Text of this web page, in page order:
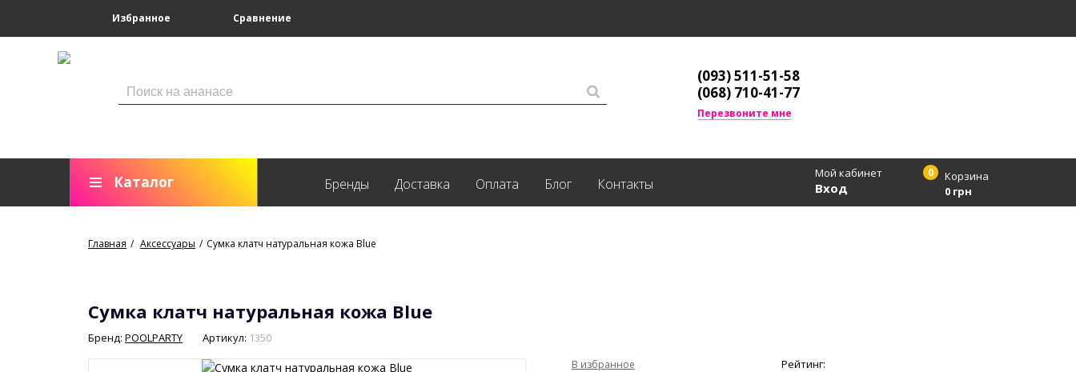
Избранное Сравнение
(093) 511-51-58
(068) 710-41-77
Перезвоните мне
0
Корзина
0 грн
Мой кабинет
Вход
Бренды Доставка Оплата Блог Контакты
Каталог
Главная Аксессуары Сумка клатч натуральная кожа Blue
Сумка клатч натуральная кожа Blue
Бренд: POOLPARTY Артикул: 1350
Рейтинг: